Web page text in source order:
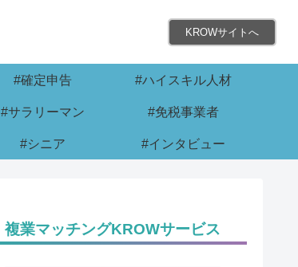
KROWサイトへ
#確定申告 #ハイスキル人材
#サラリーマン #免税事業者
#シニア #インタビュー
複業マッチングKROWサービス